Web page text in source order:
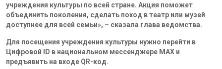
учреждения культуры по всей стране. Акция поможет
объединить поколения, сделать поход в театр или музей
доступнее для всей семьи», – сказала глава ведомства.
Для посещения учреждения культуры нужно перейти в
Цифровой ID в национальном мессенджере MAX и
предъявить на входе QR-код.